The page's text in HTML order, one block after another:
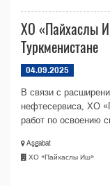
ХО «Пайхаслы
Туркменистане
04.09.2025
В связи с
нефтесервиса, ХО
работ по освоению
Aşgabat
ХО «Пайхаслы Иш»